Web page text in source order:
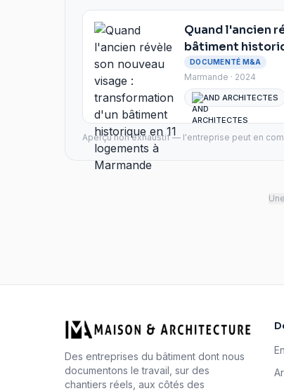
Quand l'ancien
bâtiment
DOCUMENTÉ M&A
Marmande · 2024
AND ARCHITECTES
Aperçu non exhaustif — l'entreprise peut en
Des entreprises du bâtiment dont nous
documentons le travail, sur des
chantiers réels, aux côtés des